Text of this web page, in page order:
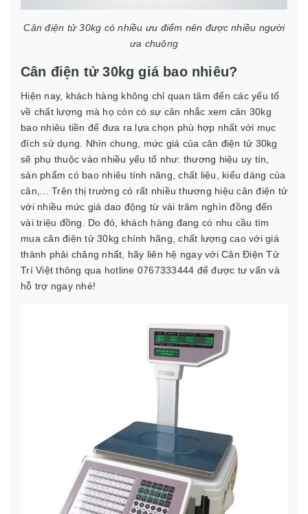
Cân điện tử 30kg có nhiều ưu điểm nên được nhiều người
ưa chuộng
Cân điện tử 30kg giá bao nhiêu?
Hiện nay, khách hàng không chỉ quan tâm đến các yếu tố
về chất lượng mà họ còn có sự cân nhắc xem cân 30kg
bao nhiêu tiền để đưa ra lựa chọn phù hợp nhất với mục
đích sử dụng. Nhìn chung, mức giá của cân điện tử 30kg
sẽ phụ thuộc vào nhiều yếu tố như: thương hiệu uy tín,
sản phẩm có bao nhiêu tính năng, chất liệu, kiểu dáng của
cân,...
Trên thị trường có rất nhiều thương hiệu cân điện tử
với nhiều mức giá dao động từ vài trăm nghìn đồng đến
vài triệu đồng. Do đó, khách hàng đang có nhu cầu tìm
mua cân điện tử 30kg chính hãng, chất lượng cao với giá
thành phải chăng nhất, hãy liên hệ ngay với Cân Điện Tử
Trí Việt thông qua hotline 0767333444 để được tư vấn và
hỗ trợ ngay nhé!